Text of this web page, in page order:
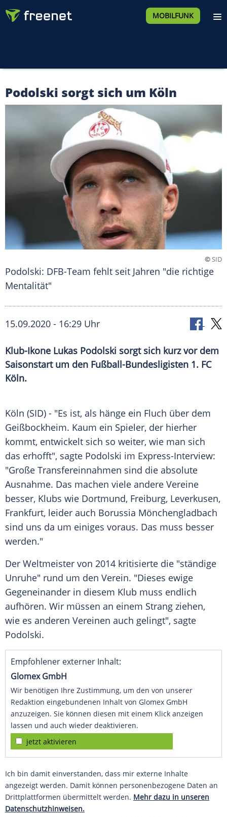
MOBILFUNK
Podolski sorgt sich um Köln
©SID
Podolski: DFB-Team fehlt seit Jahren "die richtige
Mentalität"
15.09.2020 - 16:29 Uhr
Klub-Ikone Lukas Podolski sorgt sich kurz vor dem
Saisonstart um den Fußball-Bundesligisten 1. FC
Köln.
Köln (SID) - "Es ist, als hänge ein Fluch über dem
Geißbockheim. Kaum ein Spieler, der hierher
kommt, entwickelt sich so weiter, wie man sich
das erhofft", sagte Podolski im Express-Interview:
"Große Transfereinnahmen sind die absolute
Ausnahme. Das machen viele andere Vereine
besser, Klubs wie Dortmund, Freiburg, Leverkusen,
Frankfurt, leider auch Borussia Mönchengladbach
sind uns da um einiges voraus. Das muss besser
werden."
Der Weltmeister von 2014 kritisierte die "ständige
Unruhe" rund um den Verein. "Dieses ewige
Gegeneinander in diesem Klub muss endlich
aufhören. Wir müssen an einem Strang ziehen,
wie es anderen Vereinen auch gelingt", sagte
Podolski.
Empfohlener externer Inhalt:
Glomex GmbH
Wir benötigen Ihre Zustimmung, um den von unserer
Redaktion eingebundenen Inhalt von Glomex GmbH
anzuzeigen. Sie können diesen mit einem Klick anzeigen
lassen und auch wieder deaktivieren.
jetzt aktivieren
Ich bin damit einverstanden, dass mir externe Inhalte
angezeigt werden. Damit können personenbezogene Daten an
Drittplattformen übermittelt werden. Mehr dazu in unseren
Datenschutzhinweisen.